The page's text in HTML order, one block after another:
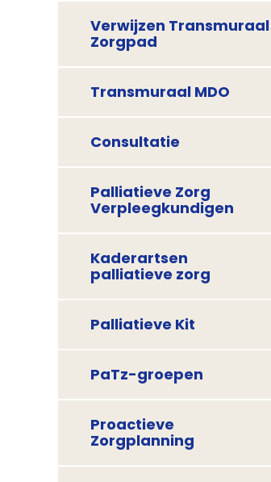
Verwijzen Transmuraal
Zorgpad
Transmuraal MDO
Consultatie
Palliatieve Zorg
Verpleegkundigen
Kaderartsen
palliatieve zorg
Palliatieve Kit
PaTz-groepen
Proactieve
Zorgplanning